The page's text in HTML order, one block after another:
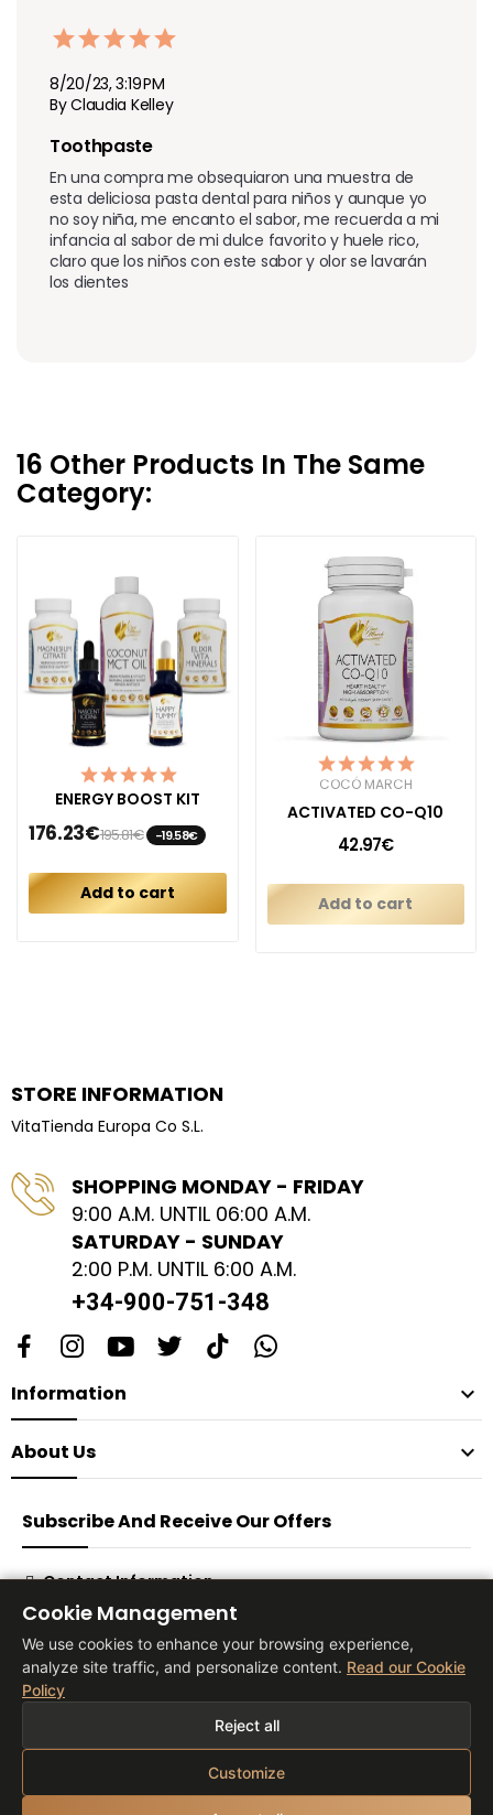
8/20/23, 3:19 PM
By Claudia Kelley
Toothpaste
En una compra me obsequiaron una muestra de
esta deliciosa pasta dental para niños y aunque yo
no soy niña, me encanto el sabor, me recuerda a mi
infancia al sabor de mi dulce favorito y huele rico,
claro que los niños con este sabor y olor se lavarán
los dientes
16 Other Products In The Same
Category:
ENERGY BOOST KIT
176.23€195.81€ -19.58€
Add to cart
COCÓ MARCH
ACTIVATED CO-Q10
42.97€
Add to cart
STORE INFORMATION
VitaTienda Europa Co S.L.
SHOPPING MONDAY - FRIDAY
9:00 A.M. UNTIL 06:00 A.M.
SATURDAY - SUNDAY
2:00 P.M. UNTIL 6:00 A.M.
+34-900-751-348
Information 
About Us 
Subscribe And Receive Our Offers
Contact Information
® 2026 Vita Tienda Europa Co, S.L
Cookie Management
We use cookies to enhance your browsing experience,
analyze site traffic, and personalize content. Read our Cookie
Policy
Reject all
Customize